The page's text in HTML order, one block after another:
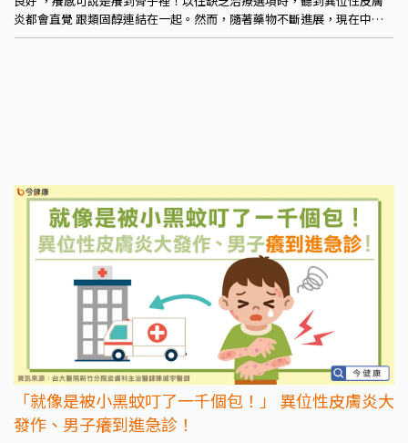
炎都會直覺 跟類固醇連結在一起。然而，隨著藥物不斷進展，現在中重
度異位性皮膚炎患 者已有生物製劑，能夠針對發炎反應提供很好的治療
「就像是被小黑蚊叮了一千個包！」 異位性皮膚炎大
發作、男子癢到進急診！